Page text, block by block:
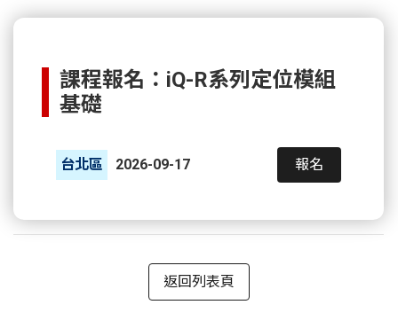
課程報名：iQ-R系列定位模組
基礎
台北區 2026-09-17 報名
返回列表頁